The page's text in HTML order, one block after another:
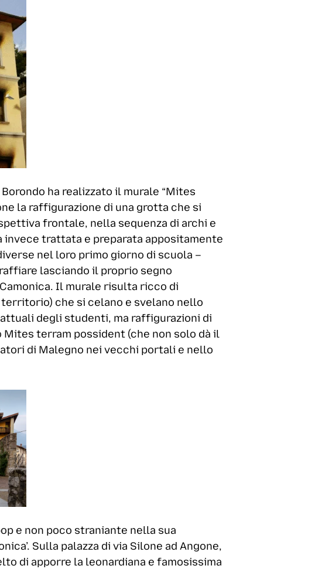
ha realizzato il murale “Mites
la raffigurazione di una grotta che si
frontale, nella sequenza di archi e
trattata e preparata appositamente
nel loro primo giorno di scuola –
lasciando il proprio segno
Il murale risulta ricco di
che si celano e svelano nello
degli studenti, ma raffigurazioni di
terram possident (che non solo dà il
di Malegno nei vecchi portali e nello
e non poco straniante nella sua
Sulla palazza di via Silone ad Angone,
di apporre la leonardiana e famosissima